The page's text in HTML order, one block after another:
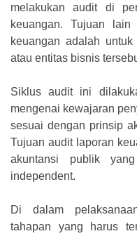
melakukan audit di
keuangan. Tujuan
keuangan adalah
atau entitas bisnis
Siklus audit ini
mengenai kewajaran
sesuai dengan prinsip
Tujuan audit laporan
akuntansi publik
independent.
Di dalam
tahapan yang harus